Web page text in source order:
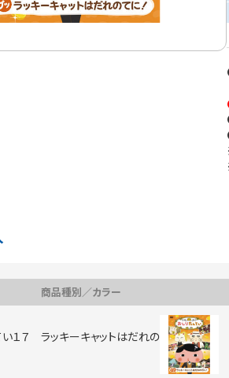
商品種別／カラー
い１７ ラッキーキャットはだれの